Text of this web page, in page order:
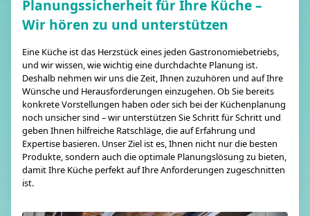
Planungssicherheit für Ihre Küche –
Wir hören zu und unterstützen
Eine Küche ist das Herzstück eines jeden Gastronomiebetriebs,
und wir wissen, wie wichtig eine durchdachte Planung ist.
Deshalb nehmen wir uns die Zeit, Ihnen zuzuhören und auf Ihre
Wünsche und Herausforderungen einzugehen. Ob Sie bereits
konkrete Vorstellungen haben oder sich bei der Küchenplanung
noch unsicher sind – wir unterstützen Sie Schritt für Schritt und
geben Ihnen hilfreiche Ratschläge, die auf Erfahrung und
Expertise basieren. Unser Ziel ist es, Ihnen nicht nur die besten
Produkte, sondern auch die optimale Planungslösung zu bieten,
damit Ihre Küche perfekt auf Ihre Anforderungen zugeschnitten
ist.